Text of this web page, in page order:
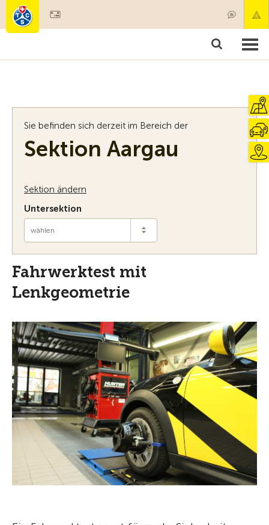
Mitgliedschaft & Leistungen
Sie befinden sich derzeit im Bereich der
Sektion Aargau
Sektion ändern
Untersektion
wählen
Fahrwerktest mit
Lenkgeometrie